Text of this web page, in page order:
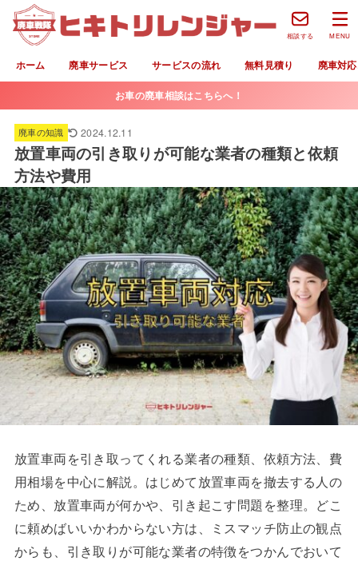
ホーム 廃車サービス サービスの流れ 無料見積り 廃車対
相談する MENU
お車の廃車相談はこちらへ！
廃車の知識 2024.12.11
放置車両の引き取りが可能な業者の種類と依頼
方法や費用
放置車両を引き取ってくれる業者の種類、依頼方法、費
用相場を中心に解説。はじめて放置車両を撤去する人の
ため、放置車両が何かや、引き起こす問題を整理。どこ
に頼めばいいかわからない方は、ミスマッチ防止の観点
からも、引き取りが可能な業者の特徴をつかんでおいて